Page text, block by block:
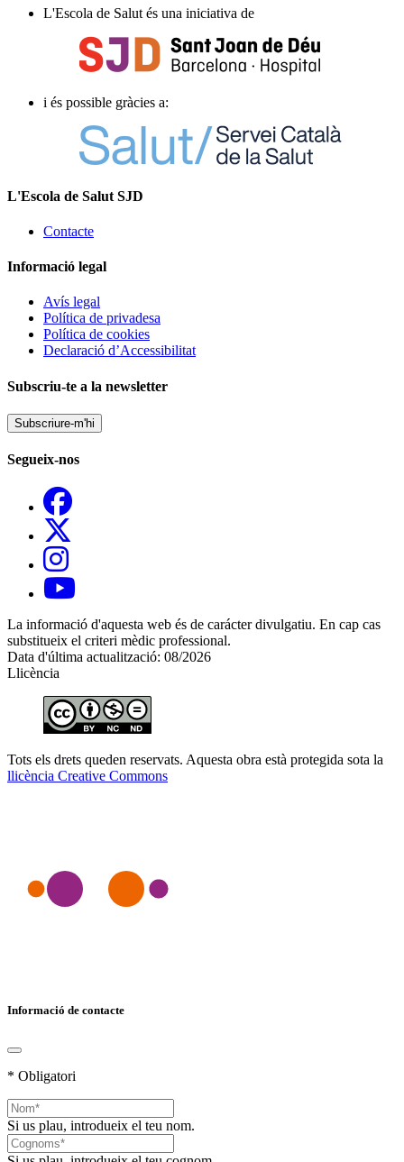
L'Escola de Salut és una iniciativa de
i és possible gràcies a:
L'Escola de Salut SJD
Contacte
Informació legal
Avís legal
Política de privadesa
Política de cookies
Declaració d’Accessibilitat
Subscriu-te a la newsletter
Subscriure-m'hi
Segueix-nos
La informació d'aquesta web és de carácter divulgatiu. En cap cas
substitueix el criteri mèdic professional.
Data d'última actualització: 08/2026
Llicència
Tots els drets queden reservats. Aquesta obra està protegida sota la
llicència Creative Commons
Informació de contacte
* Obligatori
Si us plau, introdueix el teu nom.